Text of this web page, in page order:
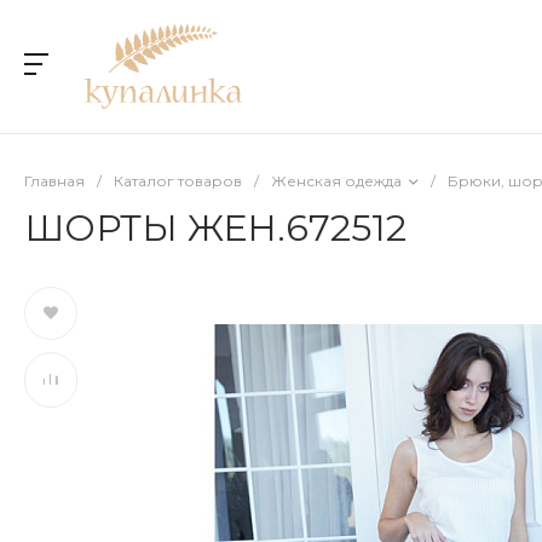
Главная / Каталог товаров / Женская одежда / Брюки,
ШОРТЫ ЖЕН.672512